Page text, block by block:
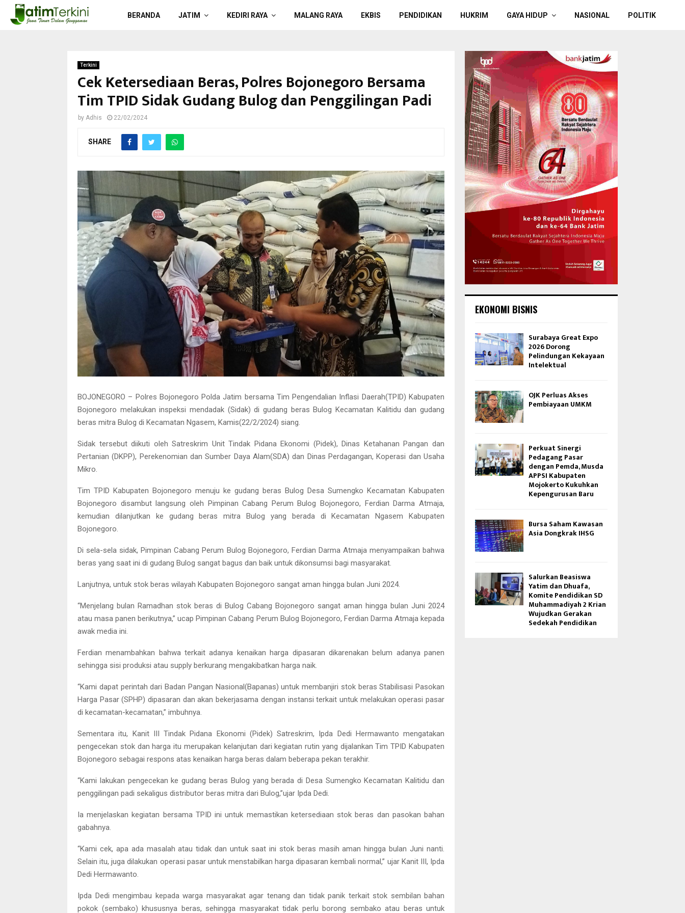
BERANDA JATIM KEDIRI RAYA MALANG RAYA EKBIS PENDIDIKAN HUKRIM GAYA HIDUP NASIONAL POLITIK
Terkini
Cek Ketersediaan Beras, Polres Bojonegoro Bersama
Tim TPID Sidak Gudang Bulog dan Penggilingan Padi
by Adhis 22/02/2024
SHARE
BOJONEGORO – Polres Bojonegoro Polda Jatim bersama Tim Pengendalian Inflasi Daerah(TPID) Kabupaten
Bojonegoro melakukan inspeksi mendadak (Sidak) di gudang beras Bulog Kecamatan Kalitidu dan gudang
beras mitra Bulog di Kecamatan Ngasem, Kamis(22/2/2024) siang.
Sidak tersebut diikuti oleh Satreskrim Unit Tindak Pidana Ekonomi (Pidek), Dinas Ketahanan Pangan dan
Pertanian (DKPP), Perekenomian dan Sumber Daya Alam(SDA) dan Dinas Perdagangan, Koperasi dan Usaha
Mikro.
Tim TPID Kabupaten Bojonegoro menuju ke gudang beras Bulog Desa Sumengko Kecamatan Kabupaten
Bojonegoro disambut langsung oleh Pimpinan Cabang Perum Bulog Bojonegoro, Ferdian Darma Atmaja,
kemudian dilanjutkan ke gudang beras mitra Bulog yang berada di Kecamatan Ngasem Kabupaten
Bojonegoro.
Di sela-sela sidak, Pimpinan Cabang Perum Bulog Bojonegoro, Ferdian Darma Atmaja menyampaikan bahwa
beras yang saat ini di gudang Bulog sangat bagus dan baik untuk dikonsumsi bagi masyarakat.
Lanjutnya, untuk stok beras wilayah Kabupaten Bojonegoro sangat aman hingga bulan Juni 2024.
“Menjelang bulan Ramadhan stok beras di Bulog Cabang Bojonegoro sangat aman hingga bulan Juni 2024
atau masa panen berikutnya,” ucap Pimpinan Cabang Perum Bulog Bojonegoro, Ferdian Darma Atmaja kepada
awak media ini.
Ferdian menambahkan bahwa terkait adanya kenaikan harga dipasaran dikarenakan belum adanya panen
sehingga sisi produksi atau supply berkurang mengakibatkan harga naik.
“Kami dapat perintah dari Badan Pangan Nasional(Bapanas) untuk membanjiri stok beras Stabilisasi Pasokan
Harga Pasar (SPHP) dipasaran dan akan bekerjasama dengan instansi terkait untuk melakukan operasi pasar
di kecamatan-kecamatan,” imbuhnya.
Sementara itu, Kanit III Tindak Pidana Ekonomi (Pidek) Satreskrim, Ipda Dedi Hermawanto mengatakan
pengecekan stok dan harga itu merupakan kelanjutan dari kegiatan rutin yang dijalankan Tim TPID Kabupaten
Bojonegoro sebagai respons atas kenaikan harga beras dalam beberapa pekan terakhir.
“Kami lakukan pengecekan ke gudang beras Bulog yang berada di Desa Sumengko Kecamatan Kalitidu dan
penggilingan padi sekaligus distributor beras mitra dari Bulog,”ujar Ipda Dedi.
Ia menjelaskan kegiatan bersama TPID ini untuk memastikan ketersediaan stok beras dan pasokan bahan
gabahnya.
“Kami cek, apa ada masalah atau tidak dan untuk saat ini stok beras masih aman hingga bulan Juni nanti.
Selain itu, juga dilakukan operasi pasar untuk menstabilkan harga dipasaran kembali normal,” ujar Kanit III, Ipda
Dedi Hermawanto.
Ipda Dedi mengimbau kepada warga masyarakat agar tenang dan tidak panik terkait stok sembilan bahan
pokok (sembako) khususnya beras, sehingga masyarakat tidak perlu borong sembako atau beras untuk
EKONOMI BISNIS
Surabaya Great Expo
2026 Dorong
Pelindungan Kekayaan
Intelektual
OJK Perluas Akses
Pembiayaan UMKM
Perkuat Sinergi
Pedagang Pasar
dengan Pemda, Musda
APPSI Kabupaten
Mojokerto Kukuhkan
Kepengurusan Baru
Bursa Saham Kawasan
Asia Dongkrak IHSG
Salurkan Beasiswa
Yatim dan Dhuafa,
Komite Pendidikan SD
Muhammadiyah 2 Krian
Wujudkan Gerakan
Sedekah Pendidikan